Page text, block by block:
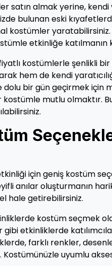
satın almak yerine, kendi
bulunan eski
kostümler
etkinliğe katılmanın
kostümlerle şenlikli
hem de kendi
bir gün geçirmek için
kostümle mutlu olmaktır.
için geniş kostüm
anılar oluşturmanın
hale getirebilirsiniz.
kostüm seçmek
etkinliklerde
farklı renkler,
uyumlu